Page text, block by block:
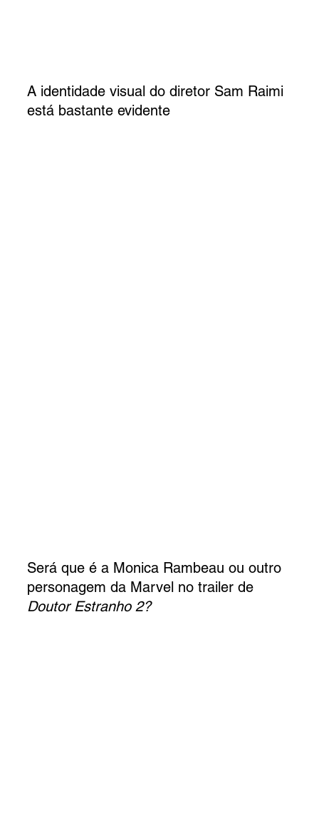
A identidade visual do diretor Sam Raimi
está bastante evidente
Será que é a Monica Rambeau ou outro
personagem da Marvel no trailer de
Doutor Estranho 2?